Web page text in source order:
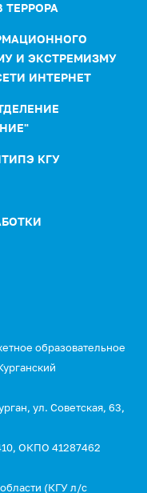
ТЕРРОРА
И ЭКСТРЕМИЗМУ
ИНТЕРНЕТ
КГУ
образовательное
ул. Советская, 63,
ОКПО 41287462
(КГУ л/с